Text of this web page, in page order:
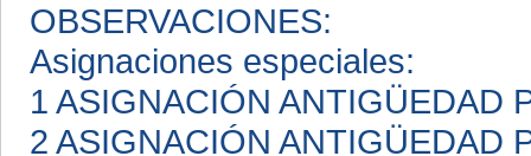
OBSERVACIONES:
Asignaciones especiales:
1 ASIGNACIÓN ANTIGÜEDAD
2 ASIGNACIÓN ANTIGÜEDAD